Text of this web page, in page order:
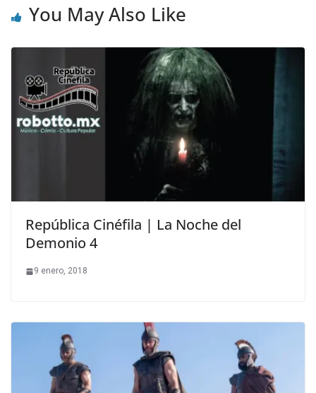
You May Also Like
República Cinéfila | La Noche del
Demonio 4
9 enero, 2018